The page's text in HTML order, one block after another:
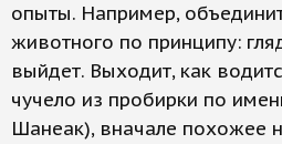
опыты. Например,
животного по принципу:
выйдет. Выходит, как
чучело из пробирки по
Шанеак), вначале похожее